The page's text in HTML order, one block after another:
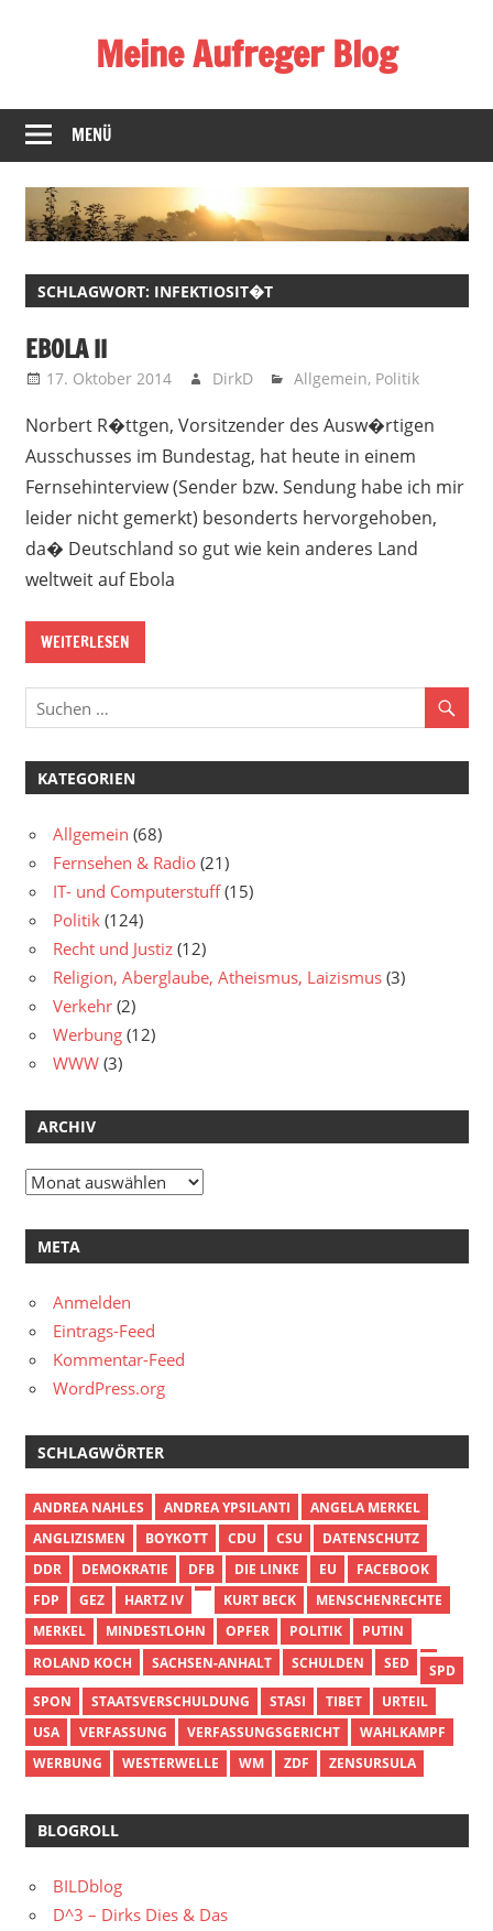
Meine Aufreger Blog
mich
positiv
negativ
aufregt
mir
MENÜ
SCHLAGWORT: INFEKTIOSIT�T
EBOLA II
17. Oktober 2014 DirkD Allgemein, Politik
Norbert R�ttgen, Vorsitzender des Ausw�rtigen
Ausschusses im Bundestag, hat heute in einem
Fernsehinterview (Sender bzw. Sendung habe ich mir
leider nicht gemerkt) besonderts hervorgehoben,
da� Deutschland so gut wie kein anderes Land
weltweit auf Ebola
WEITERLESEN
KATEGORIEN
Allgemein (68)
Fernsehen & Radio (21)
IT- und Computerstuff(15)
Politik (124)
Recht und Justiz (12)
Religion, Aberglaube, Atheismus, Laizismus (3)
Verkehr (2)
Werbung (12)
WWW (3)
ARCHIV
Archiv
META
Anmelden
Eintrags-Feed
Kommentar-Feed
WordPress.org
SCHLAGWÖRTER
ANDREA NAHLES ANDREA YPSILANTI
ANGELA MERKEL
ANGLIZISMEN
BOYKOTT CDU CSU
DATENSCHUTZ
DDR
DEMOKRATIE DFB DIE LINKE EU
FACEBOOK
FDP
GEZ HARTZ IV KURT BECK
MENSCHENRECHTE
MERKEL
MINDESTLOHN OPFER POLITIK
PUTIN
ROLAND KOCH
SACHSEN-ANHALT SCHULDEN SED
SPD
SPON
STAATSVERSCHULDUNG STASI TIBET
URTEIL
USA
VERFASSUNG VERFASSUNGSGERICHT
WAHLKAMPF
WERBUNG
WESTERWELLE WM ZDF ZENSURSULA
BLOGROLL
BILDblog
D^3 – Dirks Dies & Das